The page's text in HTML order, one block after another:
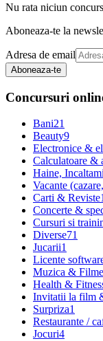
Nu rata niciun
Aboneaza-te la
Adresa de email
Aboneaza-te
Concursuri
Bani21
Beauty9
Electronice &
Calculatoare &
Haine,
Vacante
Carti & Reviste1
Concerte &
Cursuri si
Diverse71
Jucarii1
Licente
Muzica &
Health &
Invitatii la film
Surpriza1
Restaurante /
Jocuri4